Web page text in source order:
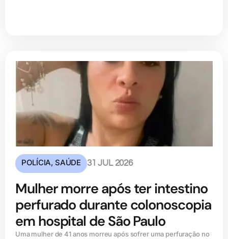
POLÍCIA,SAÚDE 31 JUL 2026
Mulher morre após ter intestino
perfurado durante colonoscopia
em hospital de São Paulo
Uma mulher de 41 anos morreu após sofrer uma perfuração no